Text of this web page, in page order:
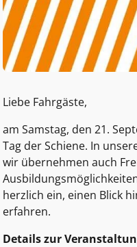
Liebe Fahrgäste,
am Samstag, den 21.
Tag der Schiene. In
wir übernehmen auch
herzlich ein, einen Blick
erfahren.
Details zur